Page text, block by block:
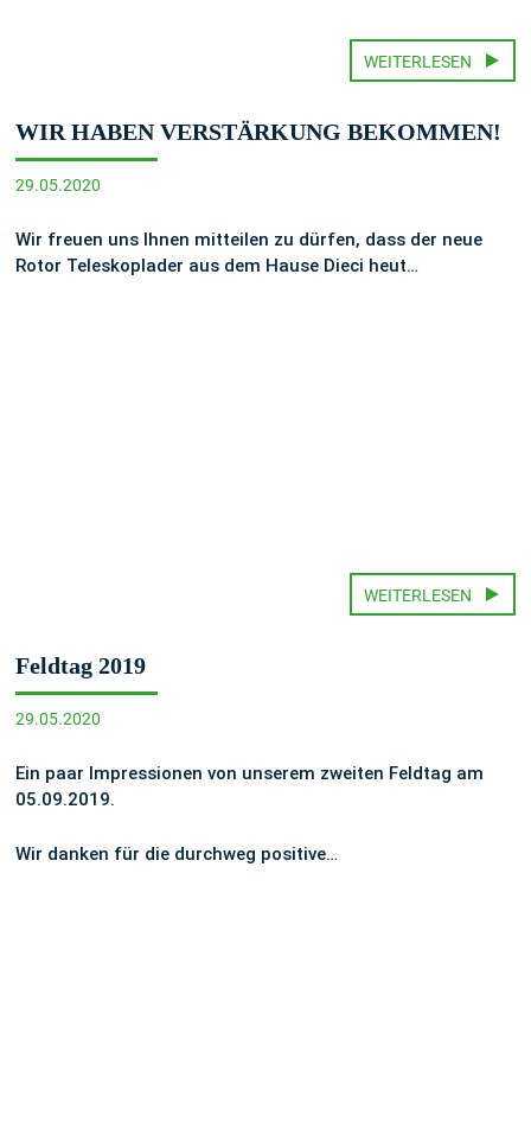
WEITERLESEN
29.05.2020
WIR HABEN VERSTÄRKUNG BEKOMMEN!
Wir freuen uns Ihnen mitteilen zu dürfen, dass der neue
Rotor Teleskoplader aus dem Hause Dieci heut…
WEITERLESEN
29.05.2020
Feldtag 2019
Ein paar Impressionen von unserem zweiten Feldtag am
05.09.2019.
Wir danken für die durchweg positive…